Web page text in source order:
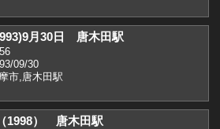
月30日 唐木田駅
09/30
市,唐木田駅
1998） 唐木田駅